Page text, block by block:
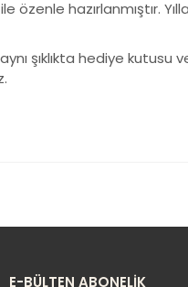
hazırlanmıştır.
şıklıkta hediye kutusu
E-BÜLTEN ABONELİK